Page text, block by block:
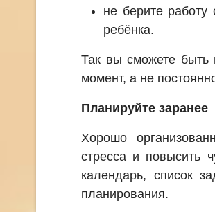
не берите
ребёнка.
Так вы сможете быть
момент, а не
Планируйте заранее
Хорошо
стресса и повысить
календарь, список
планирования.